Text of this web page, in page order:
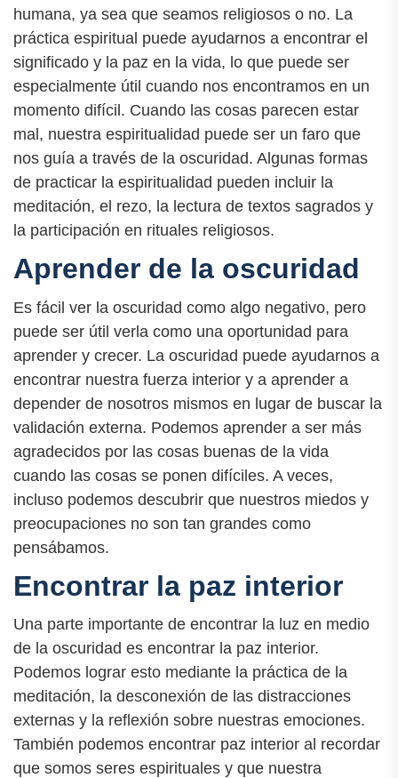
humana, ya sea que seamos religiosos o no. La
práctica espiritual puede ayudarnos a encontrar el
significado y la paz en la vida, lo que puede ser
especialmente útil cuando nos encontramos en un
momento difícil. Cuando las cosas parecen estar
mal, nuestra espiritualidad puede ser un faro que
nos guía a través de la oscuridad. Algunas formas
de practicar la espiritualidad pueden incluir la
meditación, el rezo, la lectura de textos sagrados y
la participación en rituales religiosos.
Aprender de la oscuridad
Es fácil ver la oscuridad como algo negativo, pero
puede ser útil verla como una oportunidad para
aprender y crecer. La oscuridad puede ayudarnos a
encontrar nuestra fuerza interior y a aprender a
depender de nosotros mismos en lugar de buscar la
validación externa. Podemos aprender a ser más
agradecidos por las cosas buenas de la vida
cuando las cosas se ponen difíciles. A veces,
incluso podemos descubrir que nuestros miedos y
preocupaciones no son tan grandes como
pensábamos.
Encontrar la paz interior
Una parte importante de encontrar la luz en medio
de la oscuridad es encontrar la paz interior.
Podemos lograr esto mediante la práctica de la
meditación, la desconexión de las distracciones
externas y la reflexión sobre nuestras emociones.
También podemos encontrar paz interior al recordar
que somos seres espirituales y que nuestra